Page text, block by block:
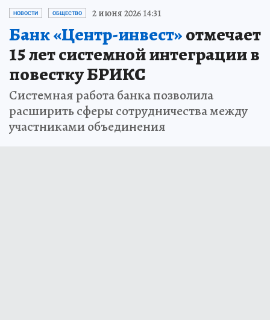
НОВОСТИ ОБЩЕСТВО 2 июня 2026 14:31
Банк «Центр-инвест»отмечает
15 лет системной интеграции в
повестку БРИКС
Системная работа банка позволила
расширить сферы сотрудничества между
участниками объединения